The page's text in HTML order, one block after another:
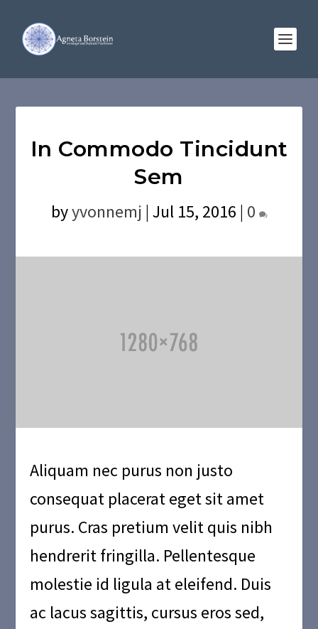
In Commodo Tincidunt
Sem
byyvonnemj | Jul 15, 2016 | 0
Aliquam nec purus non justo
consequat placerat eget sit amet
purus. Cras pretium velit quis nibh
hendrerit fringilla. Pellentesque
molestie id ligula at eleifend. Duis
ac lacus sagittis, cursus eros sed,